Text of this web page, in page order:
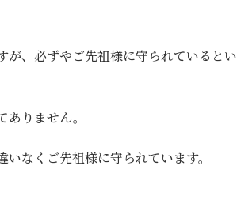
が、必ずやご先祖様に守られているとい
りません。
なくご先祖様に守られています。